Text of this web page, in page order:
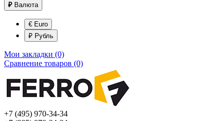
₽ Валюта
€ Euro
₽ Рубль
Мои закладки (0)
Сравнение товаров (0)
+7 (495) 970-34-34